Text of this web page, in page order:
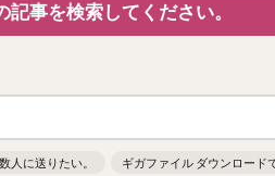
事を検索してください。
人に送りたい。 ギガファイル ダウンロード